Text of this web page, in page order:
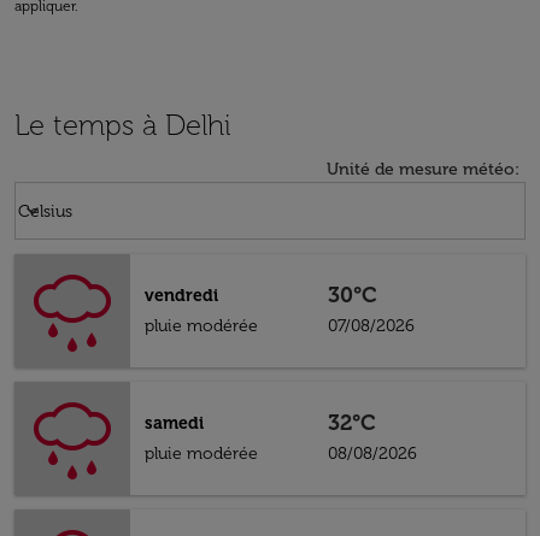
appliquer.
Le temps à Delhi
Unité de mesure météo:
Celsius
keyboard_arrow_down
vendredi
pluie modérée
30°C
07/08/2026
samedi
pluie modérée
32°C
08/08/2026